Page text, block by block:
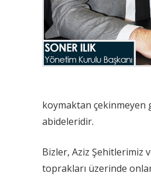
koymaktan çekinmeyen
abideleridir.
Bizler, Aziz Şehitlerimiz
toprakları üzerinde